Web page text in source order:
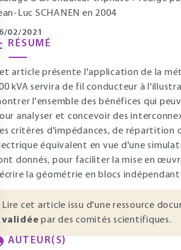
Luc SCHANEN en 2004
02/2021
RÉSUMÉ
article présente l'application de la
kVA servira de fil conducteur à
l'ensemble des bénéfices qui
analyser et concevoir des
critères d'impédances, de répartition
équivalent en vue d'une
donnés, pour faciliter la mise en
la géométrie en blocs
Lire cet article issu d'une ressource
validée par des comités scientifiques.
AUTEUR(S)